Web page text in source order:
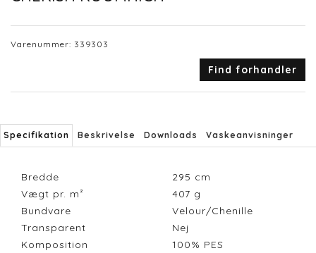
Varenummer: 339303
Find forhandler
Specifikation Beskrivelse Downloads Vaskeanvisninger
Bredde 295 cm
Vægt pr. m²
407 g
Bundvare
Velour/Chenille
Transparent
Nej
Komposition
100% PES